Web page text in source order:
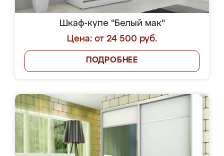
Шкаф-купе "Белый мак"
Цена: от 24 500 руб.
ПОДРОБНЕЕ